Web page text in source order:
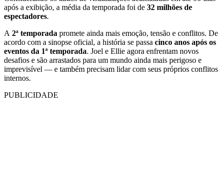
após a exibição, a média da temporada foi de 32 milhões de
espectadores.
A 2ª temporada promete ainda mais emoção, tensão e conflitos. De
acordo com a sinopse oficial, a história se passa cinco anos após os
eventos da 1ª temporada. Joel e Ellie agora enfrentam novos
desafios e são arrastados para um mundo ainda mais perigoso e
imprevisível — e também precisam lidar com seus próprios conflitos
internos.
PUBLICIDADE